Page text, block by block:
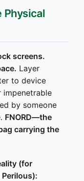
Physical
screens.
Layer
to device
by someone
FNORD—the
carrying the
(for